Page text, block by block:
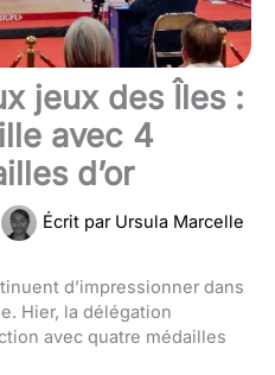
jeux des Îles :
avec 4
d’or
Écrit par Ursula Marcelle
d’impressionner dans
Hier, la délégation
avec quatre médailles